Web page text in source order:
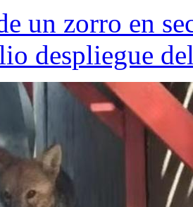
un zorro en
despliegue